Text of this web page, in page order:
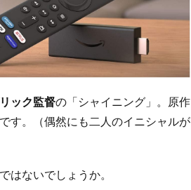
ック監督の「シャイニング」。原作
です。（偶然にも二人のイニシャルが
はないでしょうか。